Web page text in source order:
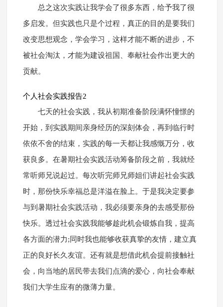
总之这次实践让我学会了很多东西，给予我了很
多启发。但实践也只是个过程，真正的目的是要我们
改变思想观念，学会学习，这样才能不断的进步，不
被社会淘汰，才能为建设祖国、奉献社会作出更大的
贡献。
个人社会实践报告2
七天的社会实践，我从初期准备阶段满怀憧憬的
开始，到实践期间亲身经历的深刻体会，再到临行时
依依不舍的结束，实践的每一天都让我感慨万分，收
获良多。在暑期社会实践活动筹备阶段之前，我就经
常听师兄说起过。每次听完师兄师姐们讲起社会实践
时，那份快乐幸福总是洋溢在脸上。于是我决定要参
与到暑期社会实践活动，我必须要亲身的去感受那份
快乐。透过社会实践我能够趁此机会锻炼自我，提高
各方面的潜力;同时我也能够收获真挚的友情，建立真
正的良好长久友谊。还有就是想借此机会提前接触社
会，向当地的居民带去我们点滴的爱心，向社会奉献
我们大学生应有的微薄力量。